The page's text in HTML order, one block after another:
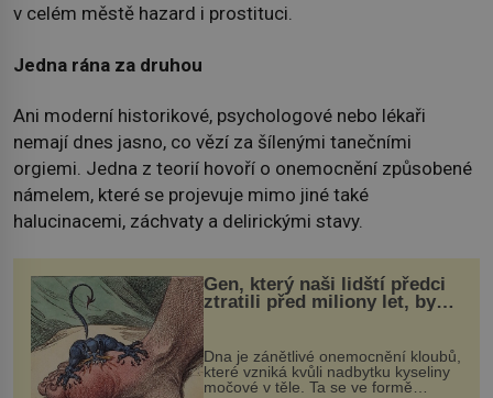
v celém městě hazard i prostituci.
Jedna rána za druhou
Ani moderní historikové, psychologové nebo lékaři
nemají dnes jasno, co vězí za šílenými tanečními
orgiemi. Jedna z teorií hovoří o onemocnění způsobené
námelem, které se projevuje mimo jiné také
halucinacemi, záchvaty a delirickými stavy.
Gen, který naši lidští předci
ztratili před miliony let, by
mohl pomoci s léčbou
„nemoci králů“
Dna je zánětlivé onemocnění kloubů,
které vzniká kvůli nadbytku kyseliny
močové v těle. Ta se ve formě